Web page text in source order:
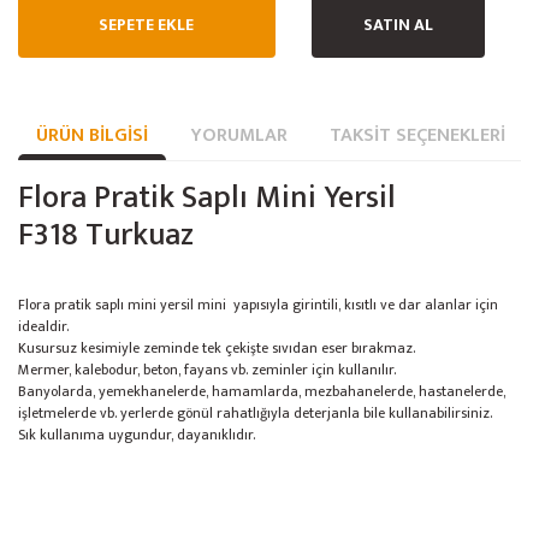
SEPETE EKLE SATIN AL
ÜRÜN BILGISI YORUMLAR TAKSIT SEÇENEKLERI
Flora Pratik Saplı Mini Yersil
F318 Turkuaz
Flora pratik saplı mini yersil mini yapısıyla girintili, kısıtlı ve dar alanlar için
idealdir.
Kusursuz kesimiyle zeminde tek çekişte sıvıdan eser bırakmaz.
Mermer, kalebodur, beton, fayans vb. zeminler için kullanılır.
Banyolarda, yemekhanelerde, hamamlarda, mezbahanelerde, hastanelerde,
işletmelerde vb. yerlerde gönül rahatlığıyla deterjanla bile kullanabilirsiniz.
Sık kullanıma uygundur, dayanıklıdır.